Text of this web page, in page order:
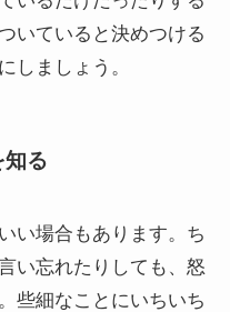
いていると決めつける
しましょう。
る
い場合もあります。ち
い忘れたりしても、怒
些細なことにいちいち